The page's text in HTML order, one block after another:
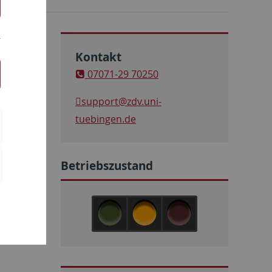
Kontakt
07071-29 70250
support@zdv.uni-
tuebingen.de
Betriebszustand